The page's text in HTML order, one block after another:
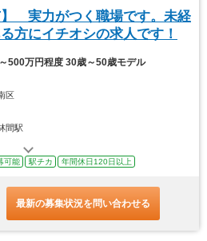
】 実力がつく職場です。未経
方にイチオシの求人です！
500万円程度 30歳～50歳モデル
区
間駅
可能 駅チカ 年間休日120日以上
最新の募集状況を問い合わせる